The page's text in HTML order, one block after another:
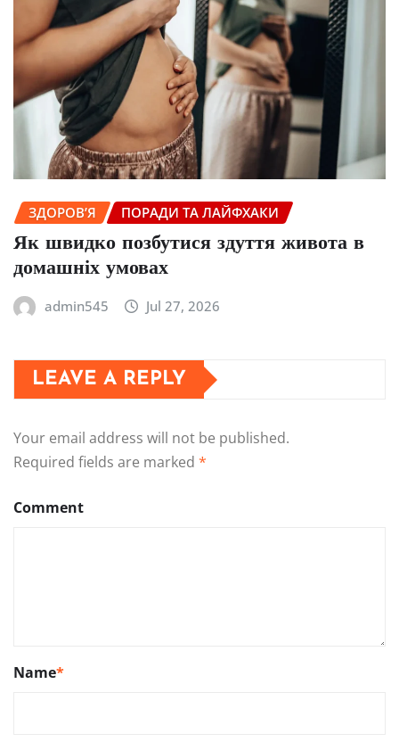
ЗДОРОВ’Я ПОРАДИ ТА ЛАЙФХАКИ
Як швидко позбутися здуття живота в
домашніх умовах
admin545 Jul 27, 2026
LEAVE A REPLY
Your email address will not be published.
Required fields are marked *
Comment
Name*